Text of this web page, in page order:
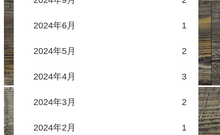
2024年6月 1
2024年5月 2
2024年4月 3
2024年3月 2
2024年2月 1